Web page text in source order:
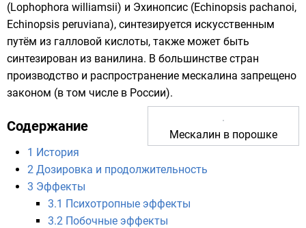
(Lophophora williamsii) и Эхинопсис (Echinopsis pachanoi,
Echinopsis peruviana), синтезируется искусственным
путём из галловой кислоты, также может быть
синтезирован из ванилина. В большинстве стран
производство и распространение мескалина запрещено
законом (в том числе в России).
Мескалин в порошке
Содержание
1 История
2 Дозировка и продолжительность
3 Эффекты
3.1 Психотропные эффекты
3.2 Побочные эффекты